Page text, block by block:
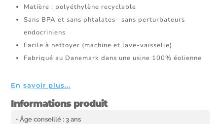
Matière : polyéthylène recyclable
Sans BPA et sans phtalates– sans perturbateurs
endocriniens
Facile à nettoyer (machine et lave-vaisselle)
Fabriqué au Danemark dans une usine 100% éolienne
En savoir plus...
Informations produit
• Âge conseillé : 3 ans